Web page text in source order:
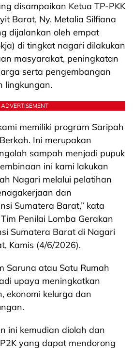
disampaikan Ketua TP-PKK
Barat, Ny. Metalia Silfiana
dijalankan oleh empat
di tingkat nagari dilakukan
masyarakat, peningkatan
serta pengembangan
lingkungan.
ADVERTISEMENT
memiliki program Saripah
Ini merupakan
sampah menjadi pupuk
ini kami lakukan
Nagari melalui pelatihan
dan
Sumatera Barat,” kata
Penilai Lomba Gerakan
Sumatera Barat di Nagari
Kamis (4/6/2026).
Saruna atau Satu Rumah
upaya meningkatkan
ekonomi kelurga dan
ini kemudian diolah dan
yang dapat mendorong